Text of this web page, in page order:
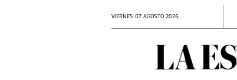
VIERNES 07 AGOSTO 2026